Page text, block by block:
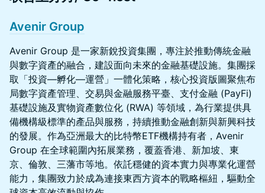
Avenir Group
Avenir Group 是一家新銳投資集團，專注於推動傳統金融
與數字資產的融合，建設面向未來的金融基礎設施。集團採
取「投資—孵化—運營」一體化策略，核心投資版圖聚焦布
局數字資產管理、交易與金融服務平臺、支付金融 (PayFi)
基礎設施及實物資產數位化 (RWA) 等領域，為行業提供具
備機構級標準的產品與服務，持續推動金融創新與新興科技
的發展。作為亞洲最大的比特幣ETF機構持有者，Avenir
Group 在全球範圍內拓展業務，覆蓋香港、新加坡、東
京、倫敦、三藩市等地。依託穩健的資本實力與專業化運營
能力，集團致力於成為連接東西方資本的戰略樞紐，驅動全